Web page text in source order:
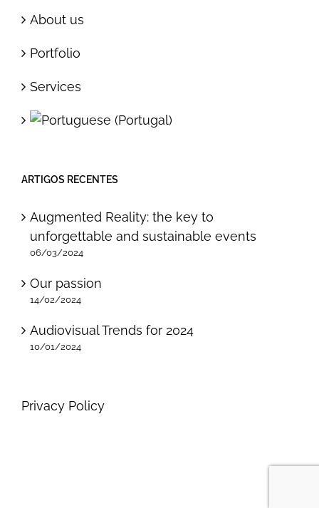
About us
Portfolio
Services
ARTIGOS RECENTES
Augmented Reality: the key to
unforgettable and sustainable events
06/03/2024
Our passion
14/02/2024
Audiovisual Trends for 2024
10/01/2024
Privacy Policy